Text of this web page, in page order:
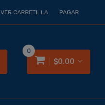
VER CARRETILLA PAGAR
$0.00
0